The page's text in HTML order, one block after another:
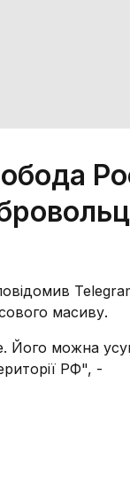
масиву.
Його можна
РФ", -